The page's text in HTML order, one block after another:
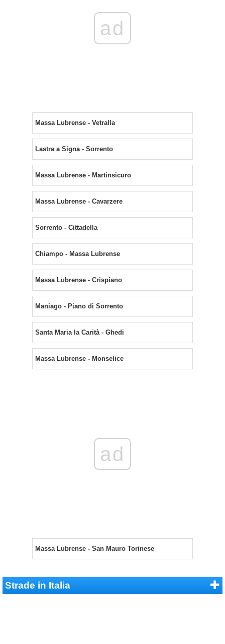
ad
Massa Lubrense - Vetralla
Lastra a Signa - Sorrento
Massa Lubrense - Martinsicuro
Massa Lubrense - Cavarzere
Sorrento - Cittadella
Chiampo - Massa Lubrense
Massa Lubrense - Crispiano
Maniago - Piano di Sorrento
Santa Maria la Carità - Ghedi
Massa Lubrense - Monselice
ad
Massa Lubrense - San Mauro Torinese
Strade in Italia